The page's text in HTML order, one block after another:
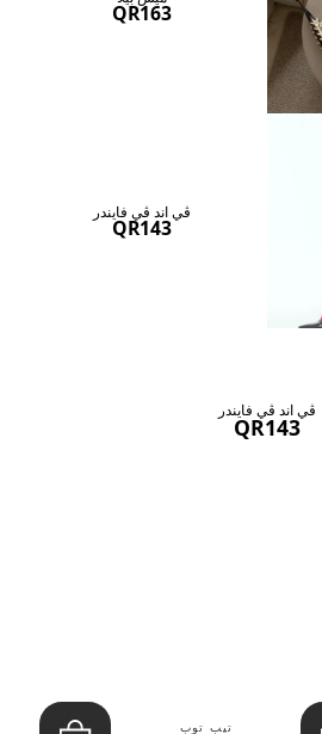
QR163
ڤي اند ڤي فايندر
QR143
ڤي اند ڤي فايندر
QR143
تيب توب